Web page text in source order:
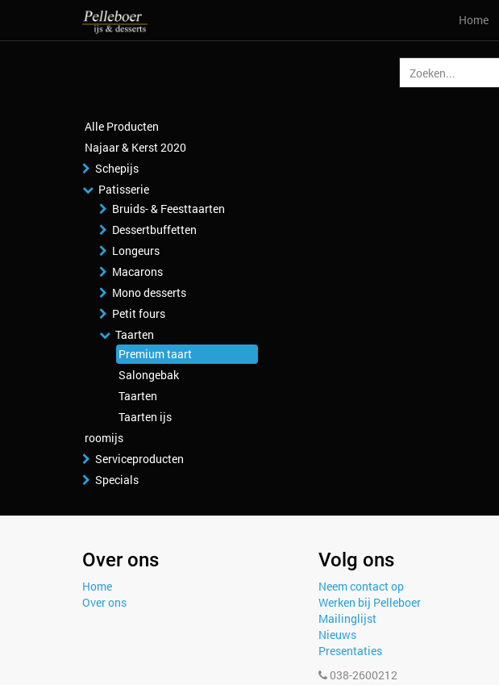
Home
Alle Producten
Najaar & Kerst 2020
Schepijs
Patisserie
Bruids- & Feesttaarten
Dessertbuffetten
Longeurs
Macarons
Mono desserts
Petit fours
Taarten
Premium taart
Salongebak
Taarten
Taarten ijs
roomijs
Serviceproducten
Specials
Over ons
Home
Over ons
Volg ons
Neem contact op
Werken bij Pelleboer
Mailinglijst
Nieuws
Presentaties
038-2600212